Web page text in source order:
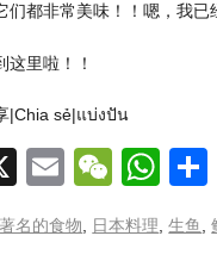
们都非常美味！！嗯，我已
这里啦！！
|Chia sẻ|แบ่งปัน
X
E
ail
W
e
C
W
h
at
著名的食物, 日本料理,生鱼 ,